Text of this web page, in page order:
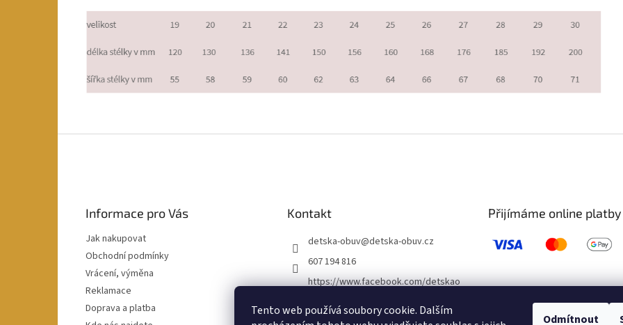
Tento web používá soubory cookie. Dalším
Odmítnout
Informace pro Vás
Jak nakupovat
Obchodní podmínky
Vrácení, výměna
Reklamace
Doprava a platba
Kontakt
detska-obuv@detska-obuv.cz
607 194 816
https://www.facebook.com/detskao
detskaobuvubileveze
Přijímáme online platby